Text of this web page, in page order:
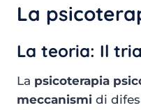
La
La teoria: Il
La psicoterapia
meccanismi di